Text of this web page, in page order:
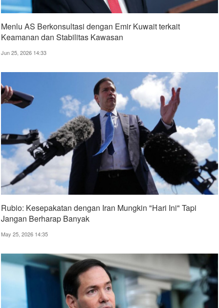
Menlu AS Berkonsultasi dengan Emir Kuwait terkait
Keamanan dan Stabilitas Kawasan
Jun 25, 2026 14:33
Rubio: Kesepakatan dengan Iran Mungkin "Hari Ini" Tapi
Jangan Berharap Banyak
May 25, 2026 14:35